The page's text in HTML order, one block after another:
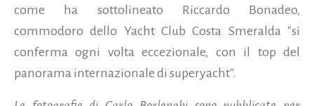
come ha sottolineato Riccardo Bonadeo,
commodoro dello Yacht Club Costa Smeralda "si
conferma ogni volta eccezionale, con il top del
panorama internazionale di superyacht".